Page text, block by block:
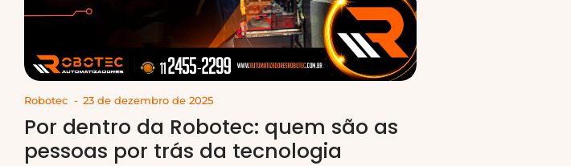
Robotec - 23 de dezembro de 2025
Por dentro da Robotec: quem são as
pessoas por trás da tecnologia